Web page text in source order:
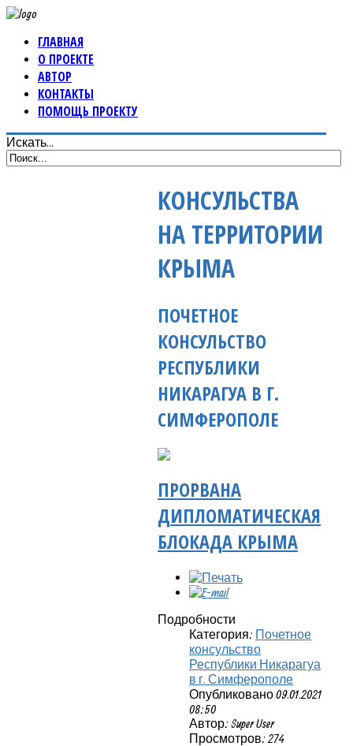
ГЛАВНАЯ
О ПРОЕКТЕ
АВТОР
КОНТАКТЫ
ПОМОЩЬ ПРОЕКТУ
Искать...
КОНСУЛЬСТВА
НА ТЕРРИТОРИИ
КРЫМА
ПОЧЕТНОЕ
КОНСУЛЬСТВО
РЕСПУБЛИКИ
НИКАРАГУА В Г.
СИМФЕРОПОЛЕ
ПРОРВАНА
ДИПЛОМАТИЧЕСКАЯ
БЛОКАДА КРЫМА
Подробности
Категория: Почетное
консульство
Республики Никарагуа
в г. Симферополе
Опубликовано 09.01.2021
08:50
Автор: Super User
Просмотров: 274